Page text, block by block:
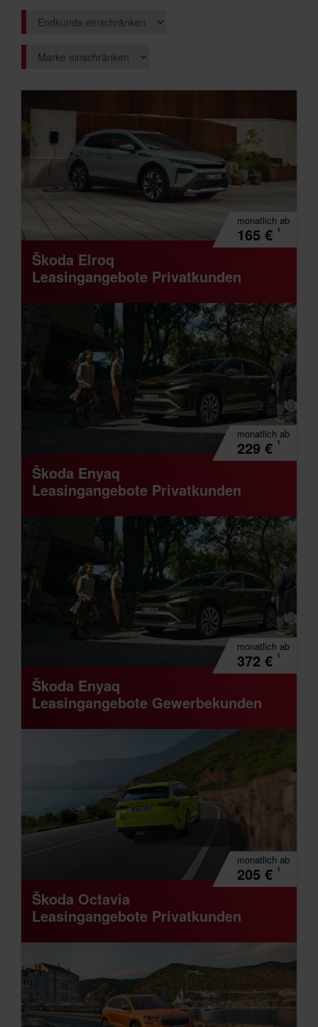
monatlich ab
165 € ¹
Škoda Elroq
Leasingangebote Privatkunden
monatlich ab
229 € ¹
Škoda Enyaq
Leasingangebote Privatkunden
monatlich ab
372 € ¹
Škoda Enyaq
Leasingangebote Gewerbekunden
monatlich ab
205 € ¹
Škoda Octavia
Leasingangebote Privatkunden